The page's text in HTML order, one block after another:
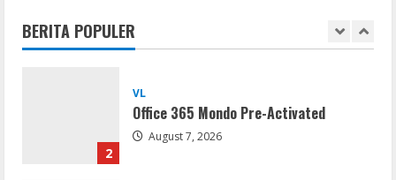
BERITA POPULER
1
2
VL
Office 365 Mondo Pre-Activated
August 7, 2026